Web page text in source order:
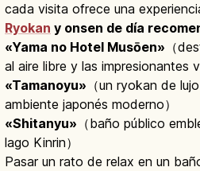
cada visita ofrece una
Ryokan y onsen de día
«Yama no Hotel Musōen» （
al aire libre y las impresionantes
«Tamanoyu» （un ryokan de
ambiente japonés moderno）
«Shitanyu» （baño público
lago Kinrin）
Pasar un rato de relax en un